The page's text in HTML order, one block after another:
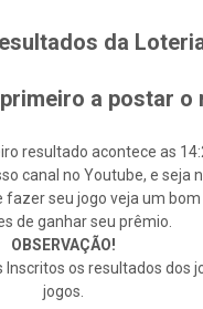
da
a postar o
resultado acontece as
canal no Youtube, e seja
seu jogo veja um
de ganhar seu prêmio.
OBSERVAÇÃO!
os resultados
jogos.